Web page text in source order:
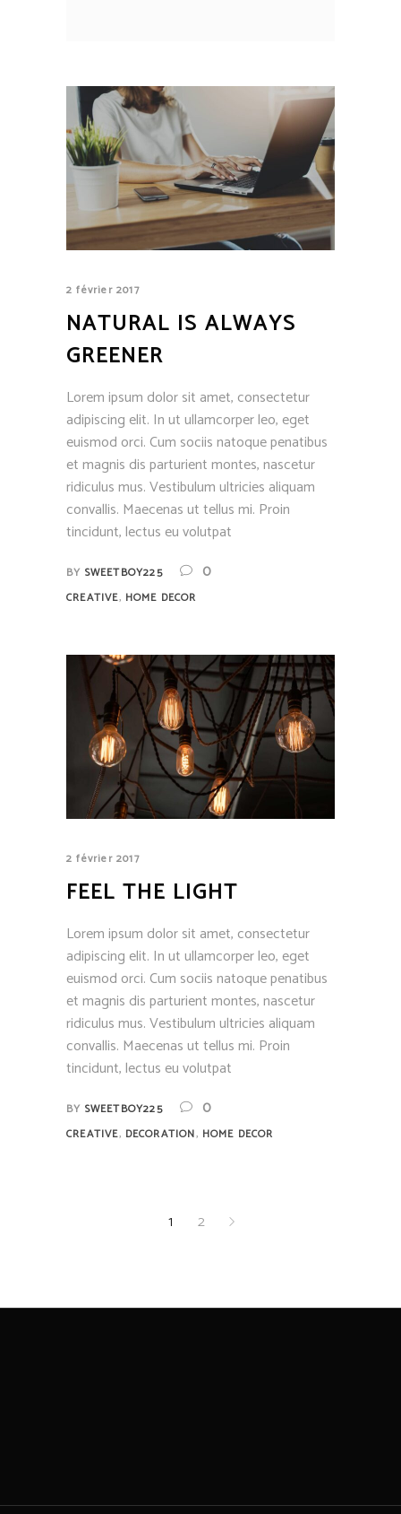
2 février 2017
NATURAL IS ALWAYS
GREENER
Lorem ipsum dolor sit amet, consectetur
adipiscing elit. In ut ullamcorper leo, eget
euismod orci. Cum sociis natoque penatibus
et magnis dis parturient montes, nascetur
ridiculus mus. Vestibulum ultricies aliquam
convallis. Maecenas ut tellus mi. Proin
tincidunt, lectus eu volutpat
BY SWEETBOY225 0
CREATIVE, HOME DECOR
2 février 2017
FEEL THE LIGHT
Lorem ipsum dolor sit amet, consectetur
adipiscing elit. In ut ullamcorper leo, eget
euismod orci. Cum sociis natoque penatibus
et magnis dis parturient montes, nascetur
ridiculus mus. Vestibulum ultricies aliquam
convallis. Maecenas ut tellus mi. Proin
tincidunt, lectus eu volutpat
BY SWEETBOY225 0
CREATIVE, DECORATION, HOME DECOR
1 2